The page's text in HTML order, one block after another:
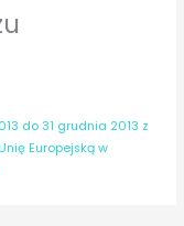
do 31 grudnia 2013 z
Europejską w